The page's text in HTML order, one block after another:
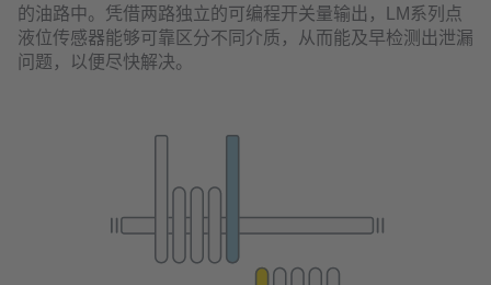
的油路中。凭借两路独立的可编程开关量输出，LM系列点
液位传感器能够可靠区分不同介质，从而能及早检测出泄漏
问题，以便尽快解决。